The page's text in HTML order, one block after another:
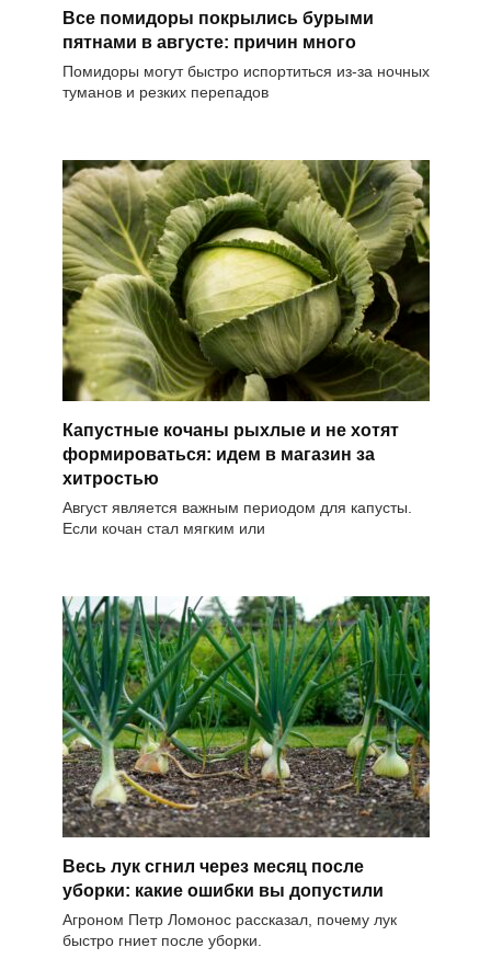
Все помидоры покрылись бурыми
пятнами в августе: причин много
Помидоры могут быстро испортиться из-за ночных
туманов и резких перепадов
Капустные кочаны рыхлые и не хотят
формироваться: идем в магазин за
хитростью
Август является важным периодом для капусты.
Если кочан стал мягким или
Весь лук сгнил через месяц после
уборки: какие ошибки вы допустили
Агроном Петр Ломонос рассказал, почему лук
быстро гниет после уборки.